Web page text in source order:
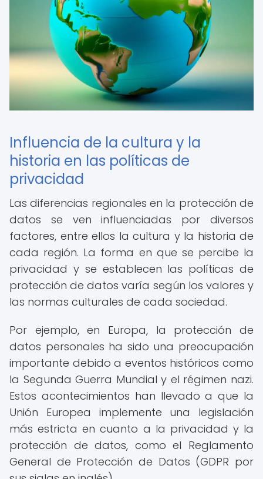
Influencia de la cultura y la
historia en las políticas de
privacidad
Las diferencias regionales en la protección de
datos se ven influenciadas por diversos
factores, entre ellos la cultura y la historia de
cada región. La forma en que se percibe la
privacidad y se establecen las políticas de
protección de datos varía según los valores y
las normas culturales de cada sociedad.
Por ejemplo, en Europa, la protección de
datos personales ha sido una preocupación
importante debido a eventos históricos como
la Segunda Guerra Mundial y el régimen nazi.
Estos acontecimientos han llevado a que la
Unión Europea implemente una legislación
más estricta en cuanto a la privacidad y la
protección de datos, como el Reglamento
General de Protección de Datos (GDPR por